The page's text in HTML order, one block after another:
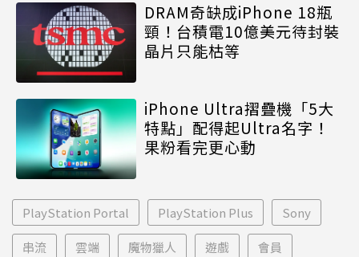
DRAM奇缺成iPhone 18瓶
頸！台積電10億美元待封裝
晶片只能枯等
iPhone Ultra摺疊機「5大
特點」配得起Ultra名字！
果粉看完更心動
PlayStation Portal PlayStation Plus Sony
串流 雲端 魔物獵人 遊戲 會員